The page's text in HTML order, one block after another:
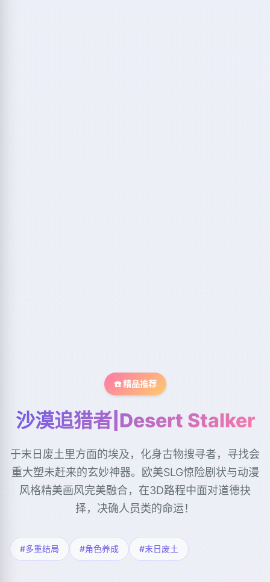
☎️ 精品推荐
沙漠追猎者|Desert Stalker
于末日废土里方面的埃及，化身古物搜寻者，寻找会
重大塑未赶来的玄妙神器。欧美SLG惊险剧状与动漫
风格精美画风完美融合，在3D路程中面对道德抉
择，决确人员类的命运！
#多重结局 #角色养成 #末日废土